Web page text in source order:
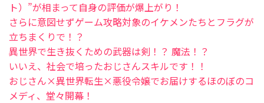
ト）”が相まって自身の評価が爆上がり！
さらに意図せずゲーム攻略対象のイケメンたちとフラグが
立ちまくりで！？
異世界で生き抜くための武器は剣！？ 魔法！？
いいえ、社会で培ったおじさんスキルです！！
おじさん×異世界転生×悪役令嬢でお届けするほのぼのコ
メディ、堂々開幕！